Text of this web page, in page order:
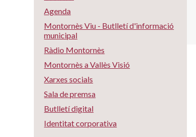
Agenda
Montornès Viu - Butlletí d'informació
municipal
Ràdio Montornès
Montornès a Vallès Visió
Xarxes socials
Sala de premsa
Butlletí digital
Identitat corporativa